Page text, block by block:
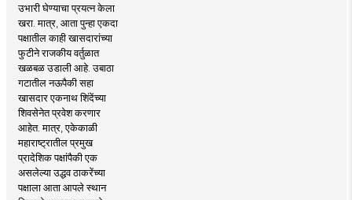
उभारी घेण्याचा प्रयत्न केला
खरा. मात्र, आता पुन्हा एकदा
पक्षातील काही खासदारांच्या
फुटीने राजकीय वर्तुळात
खळबळ उडाली आहे. उबाठा
गटातील नऊपैकी सहा
खासदार एकनाथ शिंदेंच्या
शिवसेनेत प्रवेश करणार
आहेत. मात्र, एकेकाळी
महाराष्ट्रातील प्रमुख
प्रादेशिक पक्षांपैकी एक
असलेल्या उद्धव ठाकरेंच्या
पक्षाला आता आपले स्थान